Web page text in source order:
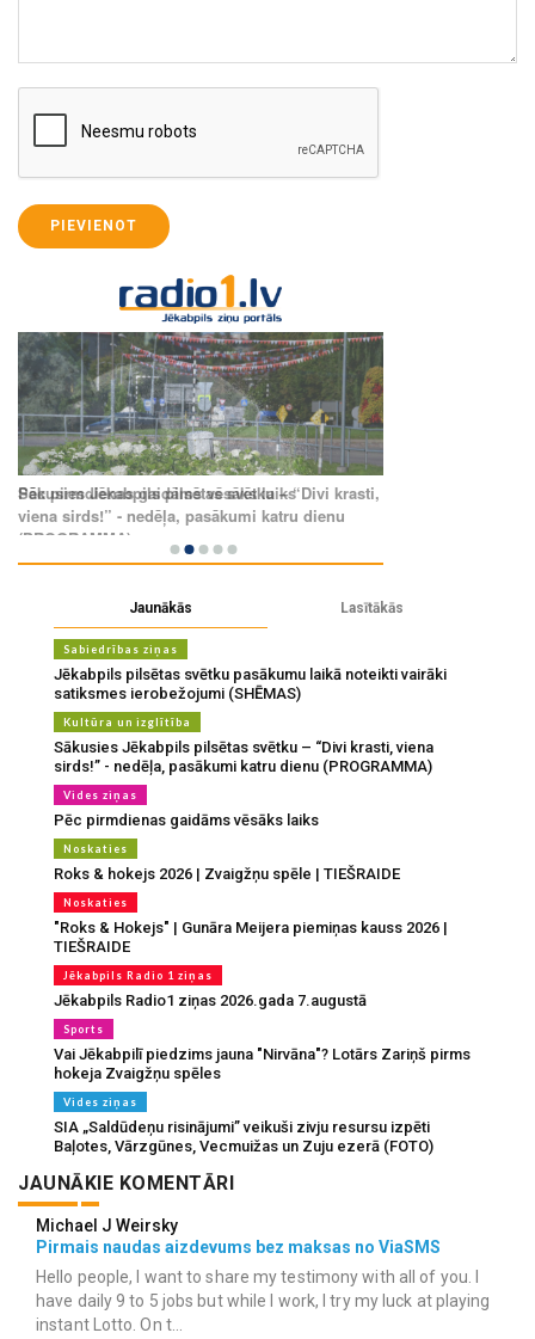
PIEVIENOT
Jaunākās Lasītākās
Sabiedrības ziņas
Jēkabpils pilsētas svētku pasākumu laikā noteikti vairāki
satiksmes ierobežojumi (SHĒMAS)
Kultūra un izglītība
Sākusies Jēkabpils pilsētas svētku – “Divi krasti, viena
sirds!” - nedēļa, pasākumi katru dienu (PROGRAMMA)
Vides ziņas
Pēc pirmdienas gaidāms vēsāks laiks
Noskaties
Roks & hokejs 2026 | Zvaigžņu spēle | TIEŠRAIDE
Noskaties
"Roks & Hokejs" | Gunāra Meijera piemiņas kauss 2026 |
TIEŠRAIDE
Jēkabpils Radio 1 ziņas
Jēkabpils Radio1 ziņas 2026.gada 7.augustā
Sports
Vai Jēkabpilī piedzims jauna "Nirvāna"? Lotārs Zariņš pirms
hokeja Zvaigžņu spēles
Vides ziņas
SIA „Saldūdeņu risinājumi” veikuši zivju resursu izpēti
Baļotes, Vārzgūnes, Vecmuižas un Zuju ezerā (FOTO)
JAUNĀKIE KOMENTĀRI
Michael J Weirsky
Pirmais naudas aizdevums bez maksas no ViaSMS
Hello people, I want to share my testimony with all of you. I
have daily 9 to 5 jobs but while I work, I try my luck at playing
instant Lotto. On t...